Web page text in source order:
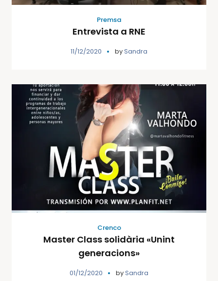
Premsa
Entrevista a RNE
11/12/2020 bySandra
Crenco
Master Class solidària «Unint
generacions»
01/12/2020 bySandra